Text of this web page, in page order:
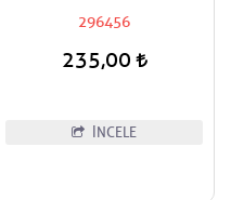
Sele Altı Takozu / Uzun Tip /
296456
235,00
İNCELE